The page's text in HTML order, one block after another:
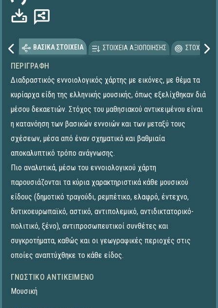
ΒΑΣΙΚΑ ΣΤΟΙΧΕΙΑ ΣΤΟΙΧΕΙΑ ΑΞΙΟΠΟΙΗΣΗΣ
ΠΕΡΙΓΡΑΦΉ
Διαδραστικός εννοιολογικός χάρτης με εικόνες, με θέμα τα
κυρίαρχα είδη της ελληνικής μουσικής, όπως εξελίχθηκαν διά
μέσου δεκαετιών. Στόχος του μαθησιακού αντικειμένου είναι
η κατανόηση των βασικών εννοιών και των μεταξύ τους
σχέσεων, μέσα από έναν σχηματικό και βαθμιαία
αποκαλυπτικό τρόπο ανάγνωσης.
Πιο αναλυτικά, μέσω του εννοιολογικού χάρτη
παρουσιάζονται τα κύρια χαρακτηριστικά κάθε μουσικού
είδους (δημοτικό τραγούδι, ρεμπέτικο, ελαφρό, έντεχνο,
δυτικοευρωπαϊκό, αστικό, αντιπολεμικό, αντιδικτατορικό-
πολιτικό, ξένο), αντιπροσωπευτικοί συνθέτες και
συγκροτήματα, καθώς και οι γεωγραφικές περιοχές στις
οποίες αναπτύχθηκε το κάθε είδος.
ΓΝΩΣΤΙΚΌ ΑΝΤΙΚΕΊΜΕΝΟ
Μουσική